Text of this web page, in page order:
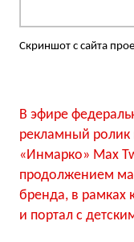
Скриншот с сайта
В эфире
рекламный
«Инмарко» Max
продолжением
бренда, в рамках
и портал с